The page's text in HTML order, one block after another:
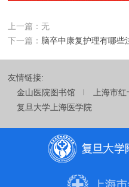
上一篇：无
下一篇： 脑卒中康复护理有哪些
友情链接:
金山医院图书馆
上海市
复旦大学上海医学院